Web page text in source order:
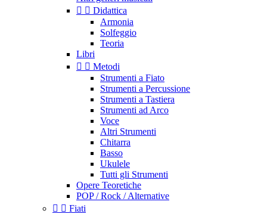
  Didattica
Armonia
Solfeggio
Teoria
Libri
  Metodi
Strumenti a Fiato
Strumenti a Percussione
Strumenti a Tastiera
Strumenti ad Arco
Voce
Altri Strumenti
Chitarra
Basso
Ukulele
Tutti gli Strumenti
Opere Teoretiche
POP / Rock / Alternative
  Fiati